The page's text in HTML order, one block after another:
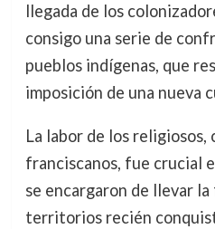
llegada de los
consigo una serie de
pueblos indígenas, que
imposición de una nueva
La labor de los religiosos,
franciscanos, fue crucial
se encargaron de llevar
territorios recién